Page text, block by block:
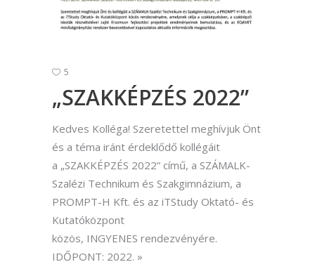
5
„SZAKKÉPZÉS 2022”
Kedves Kolléga! Szeretettel meghívjuk Önt
és a téma iránt érdeklődő kollégáit
a „SZAKKÉPZÉS 2022” című, a SZÁMALK-
Szalézi Technikum és Szakgimnázium, a
PROMPT-H Kft. és az iTStudy Oktató- és
Kutatóközpont
közös, INGYENES rendezvényére.
IDŐPONT: 2022.